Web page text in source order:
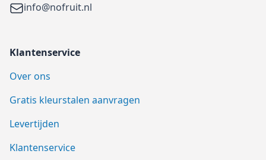
Emailinfo@nofruit.nl
Klantenservice
Over ons
Gratis kleurstalen aanvragen
Levertijden
Klantenservice